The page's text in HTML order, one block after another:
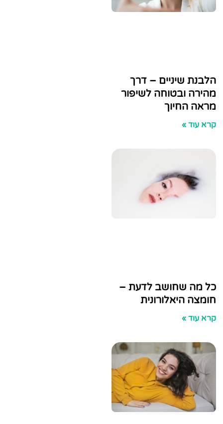
– דרך
לשיפור
»
שחושב לדעת –
»